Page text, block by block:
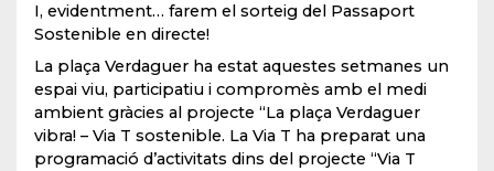
I, evidentment… farem el sorteig del Passaport
Sostenible en directe!
La plaça Verdaguer ha estat aquestes setmanes un
espai viu, participatiu i compromès amb el medi
ambient gràcies al projecte “La plaça Verdaguer
vibra! – Via T sostenible. La Via T ha preparat una
programació d’activitats dins del projecte “Via T